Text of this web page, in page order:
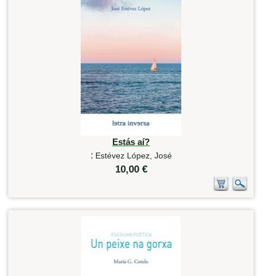
Estás aí?
: Estévez López, José
10,00 €